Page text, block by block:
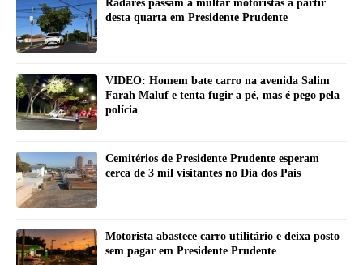
Radares passam a multar motoristas a partir
desta quarta em Presidente Prudente
VIDEO: Homem bate carro na avenida Salim
Farah Maluf e tenta fugir a pé, mas é pego pela
polícia
Cemitérios de Presidente Prudente esperam
cerca de 3 mil visitantes no Dia dos Pais
Motorista abastece carro utilitário e deixa posto
sem pagar em Presidente Prudente